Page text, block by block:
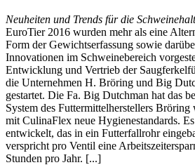
Neuheiten und Trends für die
EuroTier 2016 wurden mehr als eine
Form der Gewichtserfassung sowie
Innovationen im Schweinebereich
Entwicklung und Vertrieb der
die Unternehmen H. Bröring und Big
gestartet. Die Fa. Big Dutchman hat das
System des Futtermittelherstellers
mit CulinaFlex neue Hygienestandards.
entwickelt, das in ein Futterfallrohr
verspricht pro Ventil eine
Stunden pro Jahr. [...]